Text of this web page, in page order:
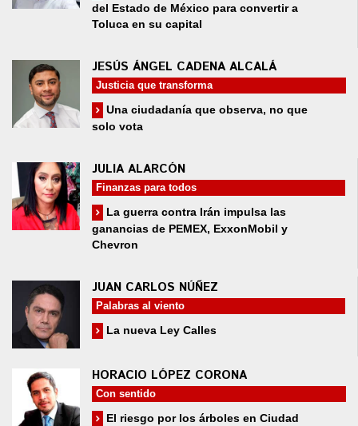
del Estado de México para convertir a
Toluca en su capital
JESÚS ÁNGEL CADENA ALCALÁ
Justicia que transforma
Una ciudadanía que observa, no que
solo vota
JULIA ALARCÓN
Finanzas para todos
La guerra contra Irán impulsa las
ganancias de PEMEX, ExxonMobil y
Chevron
JUAN CARLOS NÚÑEZ
Palabras al viento
La nueva Ley Calles
HORACIO LÓPEZ CORONA
Con sentido
El riesgo por los árboles en Ciudad